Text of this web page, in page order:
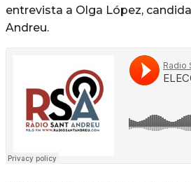
entrevista a Olga López,
Andreu.